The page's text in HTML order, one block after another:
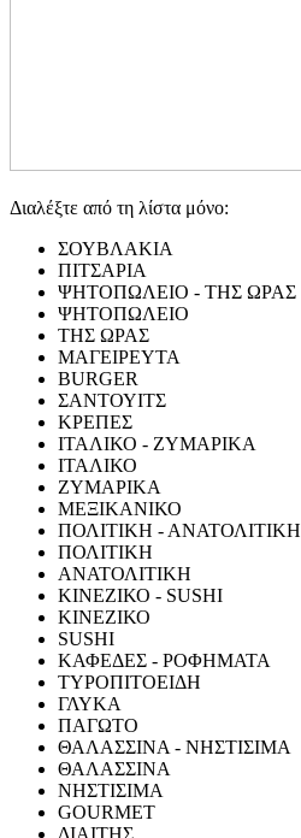
Διαλέξτε από τη λίστα μόνο:
ΣΟΥΒΛΑΚΙΑ
ΠΙΤΣΑΡΙΑ
ΨΗΤΟΠΩΛΕΙΟ - ΤΗΣ ΩΡΑΣ
ΨΗΤΟΠΩΛΕΙΟ
ΤΗΣ ΩΡΑΣ
ΜΑΓΕΙΡΕΥΤΑ
BURGER
ΣΑΝΤΟΥΙΤΣ
ΚΡΕΠΕΣ
ΙΤΑΛΙΚΟ - ΖΥΜΑΡΙΚΑ
ΙΤΑΛΙΚΟ
ΖΥΜΑΡΙΚΑ
ΜΕΞΙΚΑΝΙΚΟ
ΠΟΛΙΤΙΚΗ - ΑΝΑΤΟΛΙΤΙΚΗ
ΠΟΛΙΤΙΚΗ
ΑΝΑΤΟΛΙΤΙΚΗ
ΚΙΝΕΖΙΚΟ - SUSHI
ΚΙΝΕΖΙΚΟ
SUSHI
ΚΑΦΕΔΕΣ - ΡΟΦΗΜΑΤΑ
ΤΥΡΟΠΙΤΟΕΙΔΗ
ΓΛΥΚΑ
ΠΑΓΩΤΟ
ΘΑΛΑΣΣΙΝΑ - ΝΗΣΤΙΣΙΜΑ
ΘΑΛΑΣΣΙΝΑ
ΝΗΣΤΙΣΙΜΑ
GOURMET